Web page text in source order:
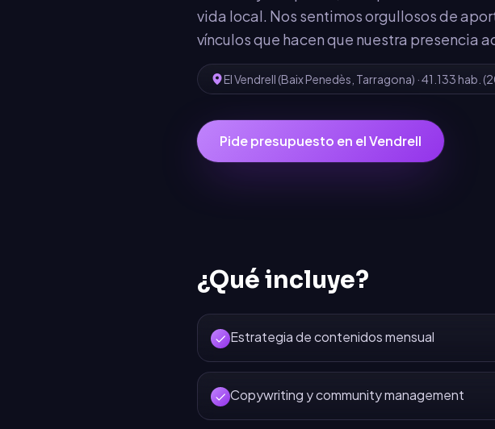
vida local. Nos sentimos orgullosos de
vínculos que hacen que nuestra presencia
El Vendrell (Baix Penedès Tarragona) ·41.133hab.
Pide presupuesto en el Vendrell
¿Qué incluye?
Estrategia de contenidos mensual
Copywriting y community management